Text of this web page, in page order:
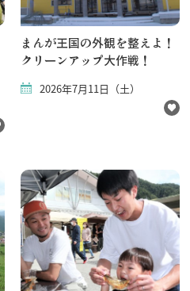
まんが王国の外観を整えよ！
クリーンアップ大作戦！
2026年7月11日（土）